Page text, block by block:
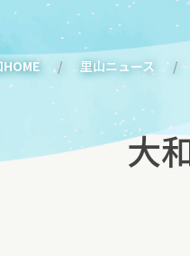
HOME 里山ニュース
大